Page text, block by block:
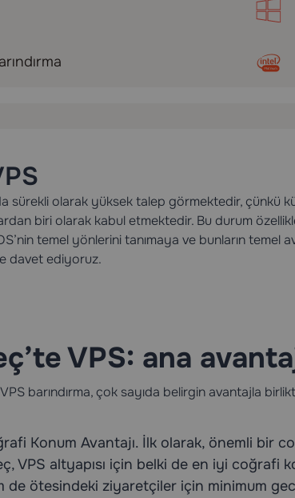
sürekli olarak yüksek talep görmektedir, çünkü
biri olarak kabul etmektedir. Bu durum
temel yönlerini tanımaya ve bunların
davet ediyoruz.
VPS: ana
barındırma, çok sayıda belirgin avantajla
Konum Avantajı. İlk olarak, önemli bir
VPS altyapısı için belki de en iyi coğrafi
de ötesindeki ziyaretçiler için minimum